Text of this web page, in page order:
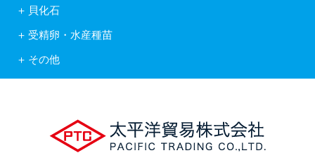
ソフテックス
酸素発生器オージネーター601
水底清掃ロボット
フィッシュカウンター
アルテミア
コペポーダ
Reed Mariculture社製品
貝化石
フィッシュグリーン
リヴァイタルグリーン
受精卵・水産種苗
水産種苗
その他